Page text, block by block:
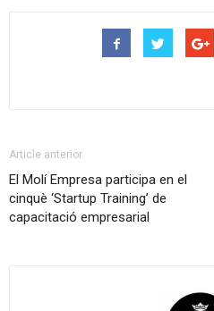
Article anterior
El Molí Empresa participa en el
cinquè ‘Startup Training’ de
capacitació empresarial